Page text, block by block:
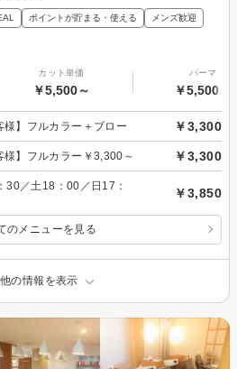
ポイントが貯まる・使える メンズ歓迎
カット単価
￥5,500～
パーマ
￥5,500～
様】フルカラー＋ブロー ￥3,300
様】フルカラー￥3,300～ ￥3,300
30／土18：00／日17：
￥3,850
のメニューを見る
の情報を表示